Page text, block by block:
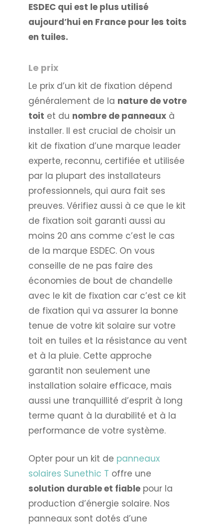
ESDEC qui est le plus utilisé
aujourd’hui en France pour les toits
en tuiles.
Le prix
Le prix d’un kit de fixation dépend
généralement de la nature de votre
toit et du nombre de panneauxà
installer. Il est crucial de choisir un
kit de fixation d’une marque leader
experte, reconnu, certifiée et utilisée
par la plupart des installateurs
professionnels, qui aura fait ses
preuves. Vérifiez aussi à ce que le kit
de fixation soit garanti aussi au
moins 20 ans comme c’est le cas
de la marque ESDEC. On vous
conseille de ne pas faire des
économies de bout de chandelle
avec le kit de fixation car c’est ce kit
de fixation qui va assurer la bonne
tenue de votre kit solaire sur votre
toit en tuiles et la résistance au vent
et à la pluie. Cette approche
garantit non seulement une
installation solaire efficace, mais
aussi une tranquillité d’esprit à long
terme quant à la durabilité et à la
performance de votre système.
Opter pour un kit de panneaux
solaires Sunethic T offre une
solution durable et fiablepour la
production d’énergie solaire. Nos
panneaux sont dotés d’une